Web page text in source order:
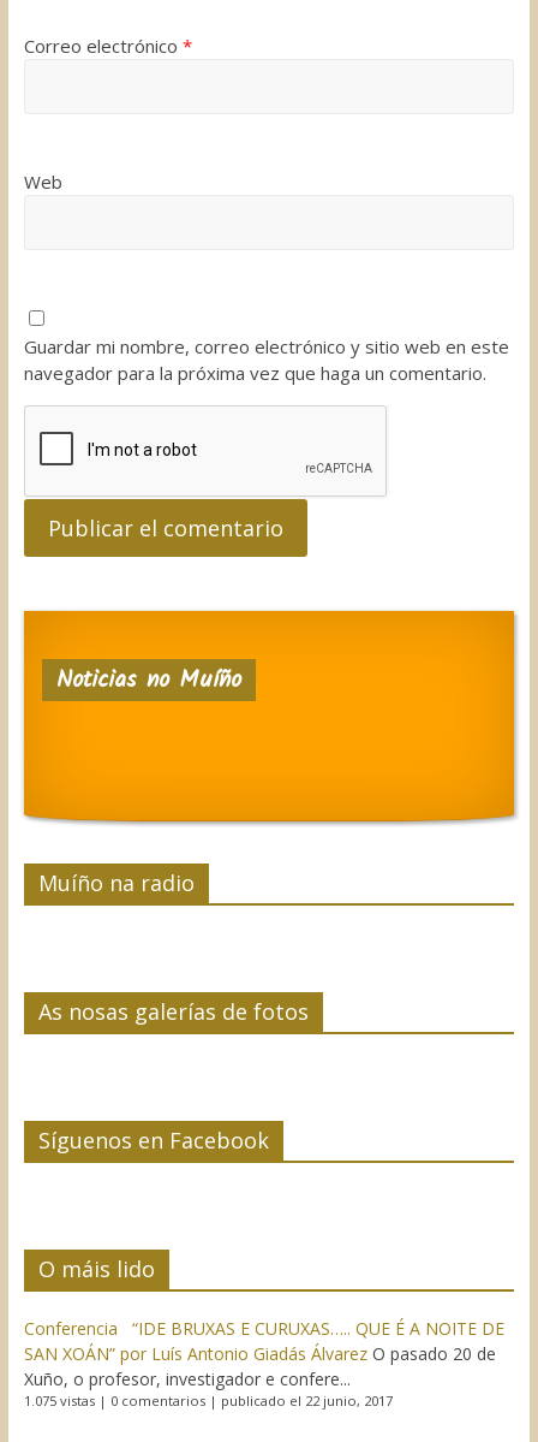
Correo electrónico *
Web
Guardar mi nombre, correo electrónico y sitio web en este
navegador para la próxima vez que haga un comentario.
Noticias no Muíño
Muíño na radio
As nosas galerías de fotos
Síguenos en Facebook
O máis lido
Conferencia “IDE BRUXAS E CURUXAS….. QUE É A NOITE DE
SAN XOÁN” por Luís Antonio Giadás Álvarez O pasado 20 de
Xuño, o profesor, investigador e confere...
1.075 vistas| 0 comentarios| publicado el 22 junio, 2017